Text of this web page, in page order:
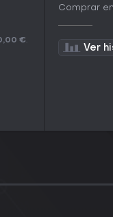
€.
Comprar
Ver